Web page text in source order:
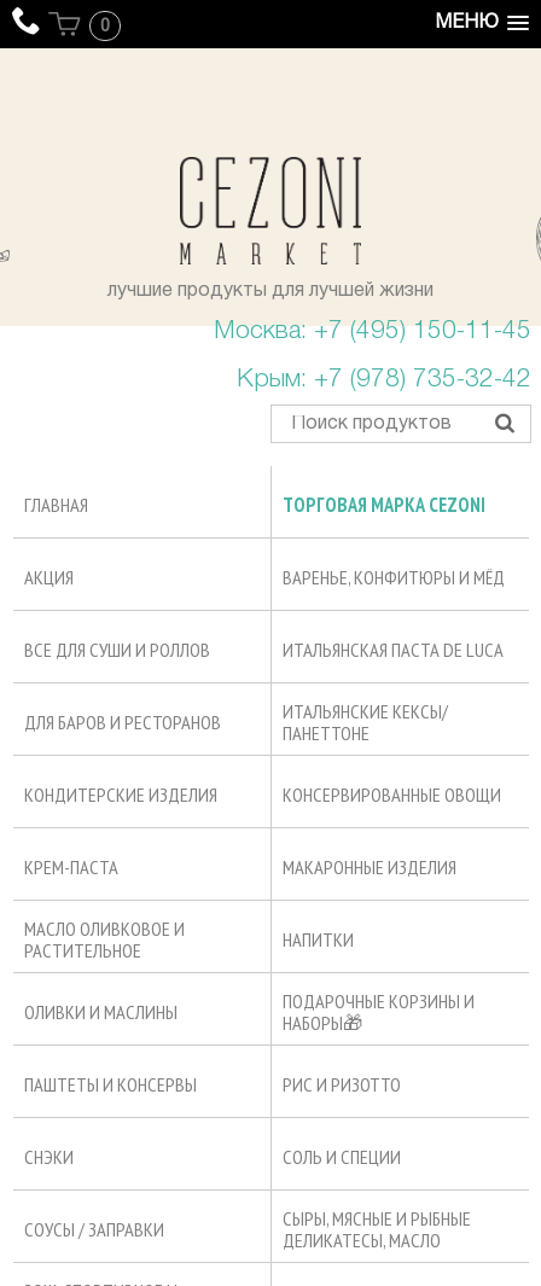
МЕНЮ
0
лучшие продукты для лучшей жизни
Москва: +7 (495) 150-11-45
Крым: +7 (978) 735-32-42
ГЛАВНАЯ ТОРГОВАЯ МАРКА CEZONI
АКЦИЯ ВАРЕНЬЕ, КОНФИТЮРЫ И МЁД
ВСЕ ДЛЯ СУШИ И РОЛЛОВ ИТАЛЬЯНСКАЯ ПАСТА DE LUCA
ДЛЯ БАРОВ И РЕСТОРАНОВ
ИТАЛЬЯНСКИЕ КЕКСЫ/
ПАНЕТТОНЕ
КОНДИТЕРСКИЕ ИЗДЕЛИЯ КОНСЕРВИРОВАННЫЕ ОВОЩИ
КРЕМ-ПАСТА МАКАРОННЫЕ ИЗДЕЛИЯ
МАСЛО ОЛИВКОВОЕ И
РАСТИТЕЛЬНОЕ
НАПИТКИ
ОЛИВКИ И МАСЛИНЫ
ПОДАРОЧНЫЕ КОРЗИНЫ И
НАБОРЫ🎁
ПАШТЕТЫ И КОНСЕРВЫ РИС И РИЗОТТО
СНЭКИ СОЛЬ И СПЕЦИИ
СОУСЫ / ЗАПРАВКИ
СЫРЫ, МЯСНЫЕ И РЫБНЫЕ
ДЕЛИКАТЕСЫ, МАСЛО